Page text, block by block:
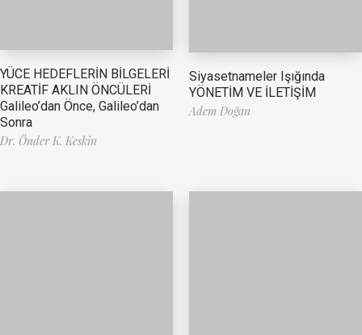
YÜCE HEDEFLERİN BİLGELERİ
KREATİF AKLIN ÖNCÜLERİ
Galileo’dan Önce, Galileo’dan
Sonra
Dr. Önder K. Keskin
Siyasetnameler Işığında
YÖNETİM VE İLETİŞİM
Adem Doğan